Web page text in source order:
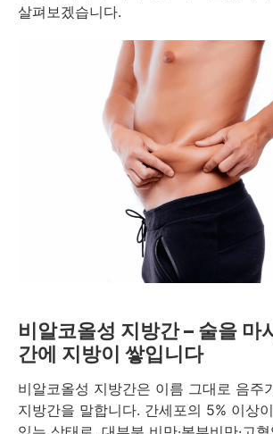
살펴보겠습니다.
비알코올성 지방간 – 술을 마
간에 지방이 쌓입니다
비알코올성 지방간은 이름 그대로 음주
지방간을 말합니다. 간세포의 5% 이상